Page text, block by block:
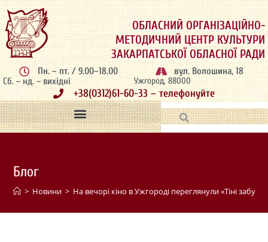
ОБЛАСНИЙ ОРГАНІЗАЦІЙНО-
МЕТОДИЧНИЙ ЦЕНТР КУЛЬТУРИ
ЗАКАРПАТСЬКОЇ ОБЛАСНОЇ РАДИ
Пн. – пт. / 9.00–18.00
Сб. – нд. – вихідні
вул. Волошина, 18
Ужгород, 88000
+38(0312)61-60-33 – телефонуйте
Блог
> Новини > На вечорі кіно в Ужгороді переглянули «Тіні